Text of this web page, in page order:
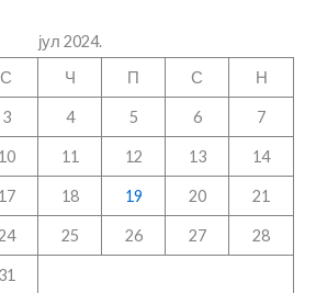
јул 2024.
С Ч П С Н
3 4 5 6 7
10 11 12 13 14
17 18 19 20 21
25 26 27 28
31